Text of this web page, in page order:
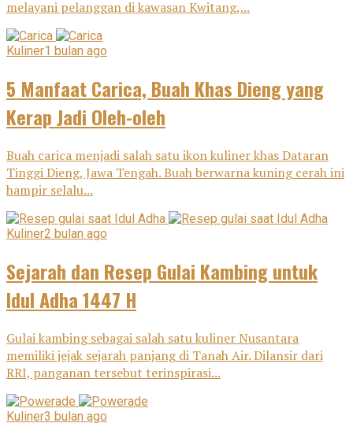
melayani pelanggan di kawasan Kwitang,...
Kuliner1 bulan ago
5 Manfaat Carica, Buah Khas Dieng yang
Kerap Jadi Oleh-oleh
Buah carica menjadi salah satu ikon kuliner khas Dataran
Tinggi Dieng, Jawa Tengah. Buah berwarna kuning cerah ini
hampir selalu...
Kuliner2 bulan ago
Sejarah dan Resep Gulai Kambing untuk
Idul Adha 1447 H
Gulai kambing sebagai salah satu kuliner Nusantara
memiliki jejak sejarah panjang di Tanah Air. Dilansir dari
RRI, panganan tersebut terinspirasi...
Kuliner3 bulan ago